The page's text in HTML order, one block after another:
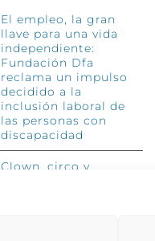
El empleo, la gran
llave para una vida
independiente:
Fundación Dfa
reclama un impulso
decidido a la
inclusión laboral de
las personas con
discapacidad
Clown, circo y